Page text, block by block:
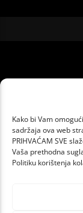
Kako bi Vam
sadržaja ova web
PRIHVAĆAM SVE
Vaša prethodna
Politiku korištenja